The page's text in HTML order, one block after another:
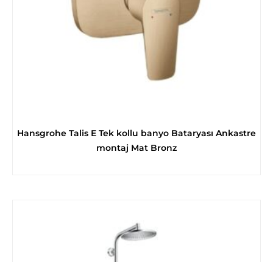
Hansgrohe Talis E Tek kollu banyo Bataryası Ankastre
montaj Mat Bronz